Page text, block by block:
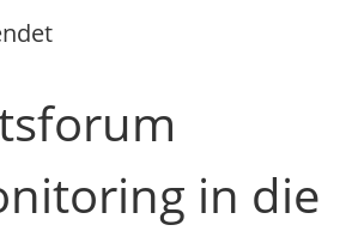
in die